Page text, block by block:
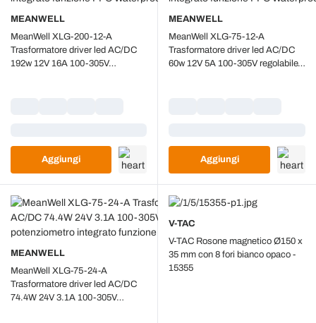
MEANWELL
MeanWell XLG-200-12-A
Trasformatore driver led AC/DC
192w 12V 16A 100-305V
Aggiungi
MEANWELL
MeanWell XLG-75-12-A
Trasformatore driver led AC/DC
60w 12V 5A 100-305V regolabile
Aggiungi
MEANWELL
MeanWell XLG-75-24-A
Trasformatore driver led AC/DC
74.4W 24V 3.1A 100-305V
V-TAC
V-TAC Rosone magnetico Ø150 x
35 mm con 8 fori bianco opaco -
15355